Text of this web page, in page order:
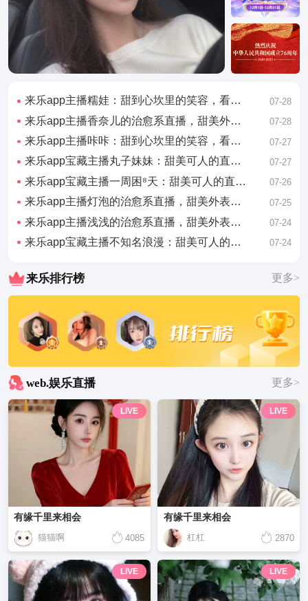
来乐app主播糯娃：甜到心坎里的笑容，看完心情好了一整天 07-28
来乐app主播香奈儿的治愈系直播，甜美外表下藏着有趣的灵魂 07-28
来乐app主播咔咔：甜到心坎里的笑容，看完心情好了一整天 07-27
来乐app宝藏主播丸子妹妹：甜美可人的直播日常，看完想谈恋爱 07-27
来乐app宝藏主播一周困⁸天：甜美可人的直播日常，看完想谈恋爱 07-26
来乐app主播灯泡的治愈系直播，甜美外表下藏着有趣的灵魂 07-25
来乐app主播浅浅的治愈系直播，甜美外表下藏着有趣的灵魂 07-24
来乐app宝藏主播不知名浪漫：甜美可人的直播日常，看完想谈恋爱 07-24
来乐排行榜 更多>
web.娱乐直播 更多>
LIVE
有缘千里来相会
猫猫啊 4085
LIVE
有缘千里来相会
杠杠 2870
LIVE LIVE